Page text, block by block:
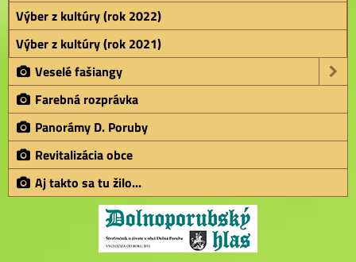
Výber z kultúry (rok 2022)
Výber z kultúry (rok 2021)
Veselé fašiangy
Farebná rozprávka
Panorámy D. Poruby
Revitalizácia obce
Aj takto sa tu žilo...